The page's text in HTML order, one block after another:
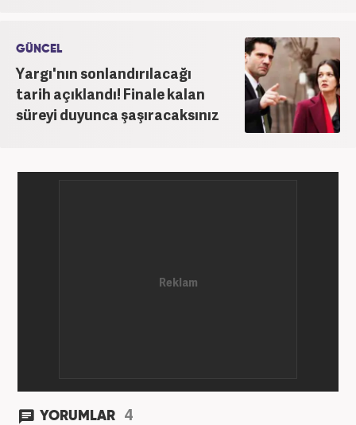
GÜNCEL
Yargı'nın sonlandırılacağı
tarih açıklandı! Finale kalan
süreyi duyunca şaşıracaksınız
YORUMLAR 4